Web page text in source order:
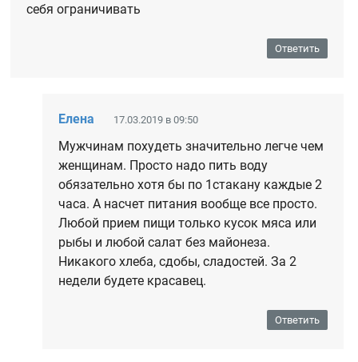
себя ограничивать
Ответить
Елена 17.03.2019 в 09:50
Мужчинам похудеть значительно легче чем
женщинам. Просто надо пить воду
обязательно хотя бы по 1стакану каждые 2
часа. А насчет питания вообще все просто.
Любой прием пищи только кусок мяса или
рыбы и любой салат без майонеза.
Никакого хлеба, сдобы, сладостей. За 2
недели будете красавец.
Ответить